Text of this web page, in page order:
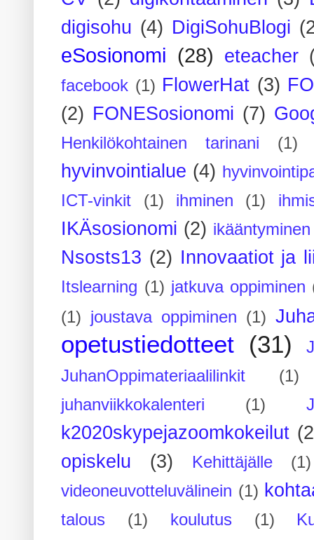
digisohu (4) DigiSohuBlogi
eSosionomi (28) eteacher
facebook (1) FlowerHat (3)
(2) FONESosionomi (7)
Henkilökohtainen tarinani (1)
hyvinvointialue (4)
ICT-vinkit
(1) ihminen (1)
IKÄsosionomi (2) ikääntyminen
Nsosts13 (2) Innovaatiot ja
Itslearning (1) jatkuva oppiminen
(1) joustava oppiminen (1)
opetustiedotteet (31)
JuhanOppimateriaalilinkit
(1)
juhanviikkokalenteri
(1)
k2020skypejazoomkokeilut
opiskelu
(3) Kehittäjälle
(1)
videoneuvotteluvälinein (1)
talous (1) koulutus (1)